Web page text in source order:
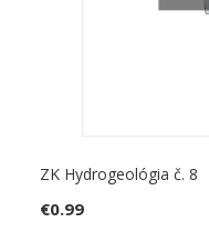
ZK Hydrogeológia č. 8
€0.99